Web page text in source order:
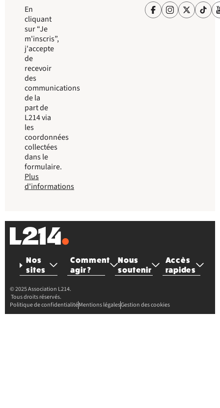
En
cliquant
sur “Je
m'inscris”,
j'accepte
de
recevoir
des
communications
de la
part de
L214 via
les
coordonnées
collectées
dans le
formulaire.
Plus
d'informations
Nos
sites
Comment
agir ?
Nous
soutenir
Accès
rapides
© 2025 Association L214.
Tous droits réservés.
Politique de confidentialitéMentions légalesGestion des cookies